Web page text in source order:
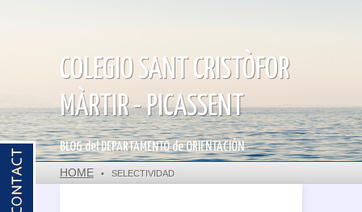
COLEGIO SANT CRISTÒFOR
MÀRTIR - PICASSENT
BLOG del DEPARTAMENTO de ORIENTACIÓN
HOME • SELECTIVIDAD